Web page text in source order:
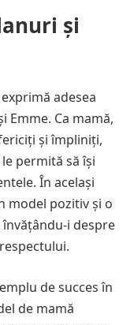
și
adesea
Emme. Ca mamă,
și împliniți,
permită să își
În același
model pozitiv și o
i despre
de succes în
de mamă